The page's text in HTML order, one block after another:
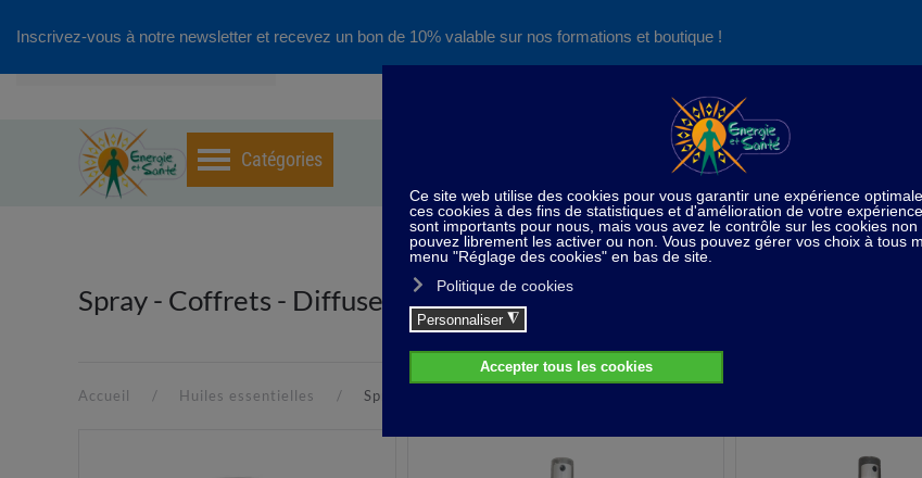
Inscrivez-vous à notre newsletter et recevez un bon de 10% valable sur nos formations et boutique !
Nos produits succès
Découvrez aussi notre site de
consultations et de formations
Spray - Coffrets - Diffuseur
Accueil Huiles essentielles Spray - Coffrets - Diffuseur